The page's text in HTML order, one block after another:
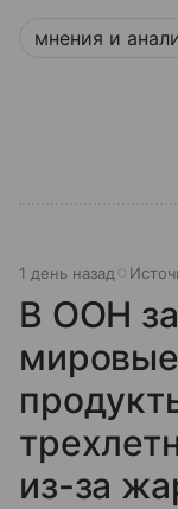
мнения и
1 день назад
В ООН
из-за